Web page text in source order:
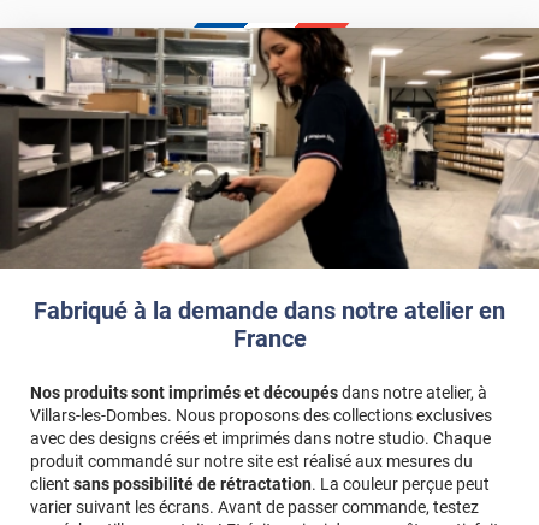
Fabriqué à la demande dans notre atelier en
France
Nos produits sont imprimés et découpésdans notre atelier, à
Villars-les-Dombes. Nous proposons des collections exclusives
avec des designs créés et imprimés dans notre studio. Chaque
produit commandé sur notre site est réalisé aux mesures du
client sans possibilité de rétractation. La couleur perçue peut
varier suivant les écrans. Avant de passer commande, testez